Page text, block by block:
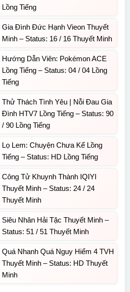
Lồng Tiếng
Gia Đình Đức Hạnh Vieon Thuyết
Minh – Status: 16 / 16 Thuyết Minh
Hướng Dẫn Viên: Pokémon ACE
Lồng Tiếng – Status: 04 / 04 Lồng
Tiếng
Thử Thách Tình Yêu | Nỗi Đau Gia
Đình HTV7 Lồng Tiếng – Status: 90
/ 90 Lồng Tiếng
Lọ Lem: Chuyện Chưa Kể Lồng
Tiếng – Status: HD Lồng Tiếng
Công Tử Khuynh Thành IQIYI
Thuyết Minh – Status: 24 / 24
Thuyết Minh
Siêu Nhân Hải Tặc Thuyết Minh –
Status: 51 / 51 Thuyết Minh
Quá Nhanh Quá Nguy Hiểm 4 TVH
Thuyết Minh – Status: HD Thuyết
Minh